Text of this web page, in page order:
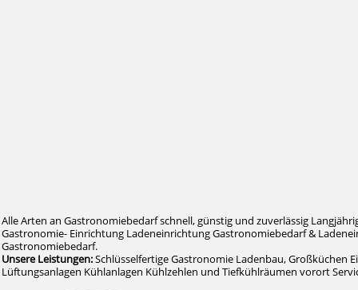
Alle Arten an Gastronomiebedarf schnell, günstig und zuverlässig
Gastronomie- Einrichtung Ladeneinrichtung Gastronomiebedarf &
Gastronomiebedarf.
Unsere Leistungen:Schlüsselfertige Gastronomie Ladenbau, Großküchen
Lüftungsanlagen Kühlanlagen Kühlzehlen und Tiefkühlräumen vorort